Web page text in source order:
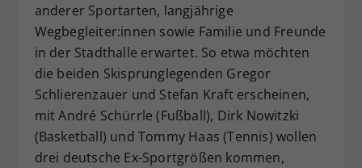
anderer Sportarten, langjährige
Wegbegleiter:innen sowie Familie und Freunde
in der Stadthalle erwartet. So etwa möchten
die beiden Skisprunglegenden Gregor
Schlierenzauer und Stefan Kraft erscheinen,
mit André Schürrle (Fußball), Dirk Nowitzki
(Basketball) und Tommy Haas (Tennis) wollen
drei deutsche Ex-Sportgrößen kommen,